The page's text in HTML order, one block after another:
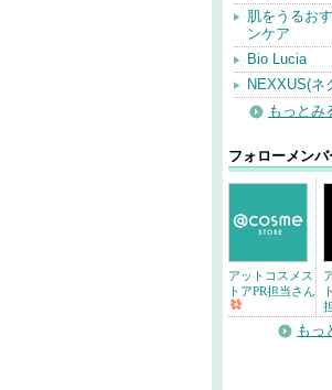
肌をうるお
ンケア
Bio Lucia
NEXXUS(ネ
もっとみ
フォローメンバ
アットコスメス
トアPR担当さん
もっ